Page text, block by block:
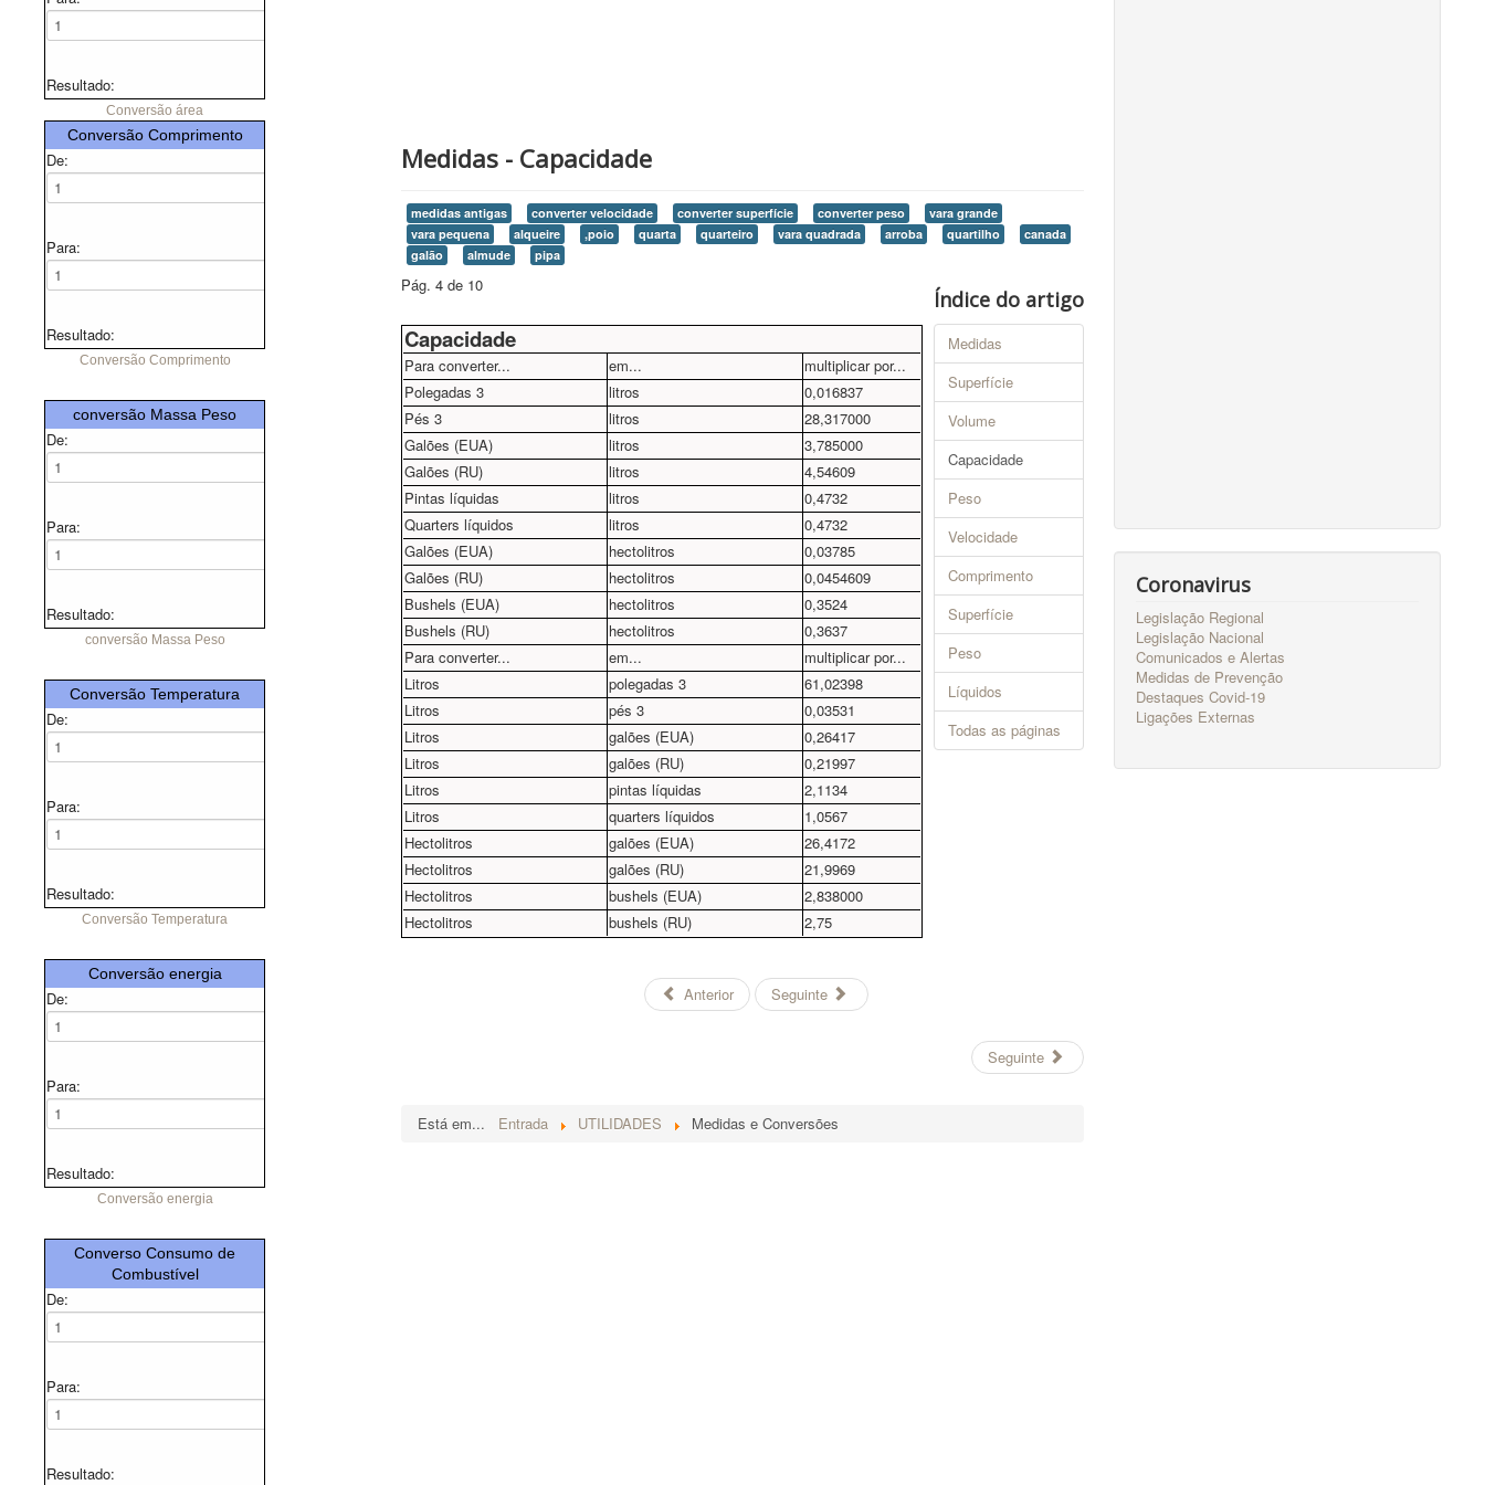
Resultado:
Conversão área
Conversão Comprimento
De:
Para:
Resultado:
Conversão Comprimento
conversão Massa Peso
De:
Para:
Resultado:
conversão Massa Peso
Conversão Temperatura
De:
Para:
Resultado:
Conversão Temperatura
Conversão energia
De:
Para:
Resultado:
Conversão energia
Converso Consumo de
Combustível
De:
Para:
Resultado:
Medidas - Capacidade
medidas antigas converter velocidade converter superfície converter peso
vara grande
vara pequena
alqueire ,poio quarta quarteiro vara quadrada arroba quartilho
canada
galão
almude pipa
Índice do artigo
Medidas
Superfície
Volume
Capacidade
Peso
Velocidade
Comprimento
Superfície
Peso
Líquidos
Todas as páginas
Pág. 4 de 10
Capacidade
Para converter... em...
multiplicar por...
Polegadas 3
litros
0,016837
Pés 3
litros
28,317000
Galões (EUA)
litros
3,785000
Galões (RU)
litros
4,54609
Pintas líquidas
litros
0,4732
Quarters líquidos
litros
0,4732
Galões (EUA)
hectolitros
0,03785
Galões (RU)
hectolitros
0,0454609
Bushels (EUA)
hectolitros
0,3524
Bushels (RU)
hectolitros
0,3637
Para converter...
em...
multiplicar por...
Litros
polegadas 3
61,02398
Litros
pés 3
0,03531
Litros
galões (EUA)
0,26417
Litros
galões (RU)
0,21997
Litros
pintas líquidas
2,1134
Litros
quarters líquidos
1,0567
Hectolitros
galões (EUA)
26,4172
Hectolitros
galões (RU)
21,9969
Hectolitros
bushels (EUA)
2,838000
Hectolitros
bushels (RU) 2,75
Anterior Seguinte
Seguinte
Está em... Entrada UTILIDADES Medidas e Conversões
Coronavirus
Legislação Regional
Legislação Nacional
Comunicados e Alertas
Medidas de Prevenção
Destaques Covid-19
Ligações Externas